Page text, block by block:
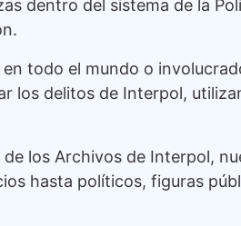
dentro del sistema de la
todo el mundo o
los delitos de Interpol,
los Archivos de Interpol,
hasta políticos, figuras